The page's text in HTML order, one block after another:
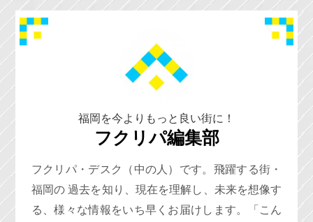
福岡を今よりもっと良い街に！
フクリパ編集部
フクリパ・デスク（中の人）です。飛躍する街・
福岡の 過去を知り、現在を理解し、未来を想像す
る、様々な情報をいち早くお届けします。「こん